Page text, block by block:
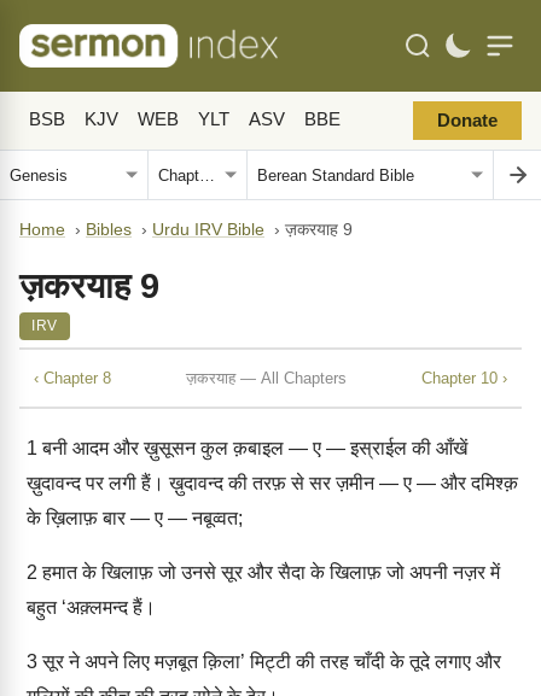
BSB KJV WEB YLT ASV BBE Donate
Home › Bibles › Urdu IRV Bible › ज़करयाह 9
ज़करयाह 9
IRV
‹ Chapter 8 ज़करयाह — All Chapters Chapter 10 ›
1 बनी आदम और ख़ुसूसन कुल क़बाइल — ए — इस्राईल की आँखें
ख़ुदावन्द पर लगी हैं। ख़ुदावन्द की तरफ़ से सर ज़मीन — ए — और दमिश्क़
के ख़िलाफ़ बार — ए — नबूव्वत;
2 हमात के खिलाफ़ जो उनसे सूर और सैदा के खिलाफ़ जो अपनी नज़र में
बहुत ‘अक़्लमन्द हैं।
3सूर ने अपने लिए मज़बूत क़िला’ मिट्टी की तरह चाँदी के तूदे लगाए और